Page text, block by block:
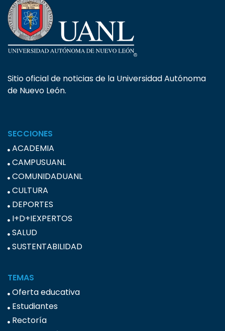
Sitio oficial de noticias de la Universidad Autónoma
de Nuevo León.
SECCIONES
ACADEMIA
CAMPUSUANL
COMUNIDADUANL
CULTURA
DEPORTES
I+D+IEXPERTOS
SALUD
SUSTENTABILIDAD
TEMAS
Oferta educativa
Estudiantes
Rectoría